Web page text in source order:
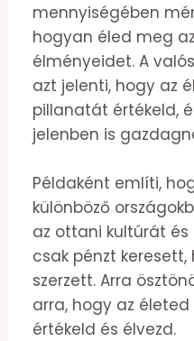
mennyiségében
hogyan éled meg
élményeidet. A
azt jelenti, hogy az
pillanatát értékeld,
jelenben is
Példaként említi,
különböző
az ottani kultúrát és
csak pénzt
szerzett. Arra
arra, hogy az
értékeld és élvezd.